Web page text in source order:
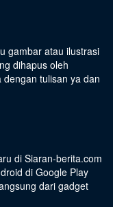
gambar atau ilustrasi
dihapus oleh
tulisan ya dan
di Siaran-berita.com
di Google Play
dari gadget